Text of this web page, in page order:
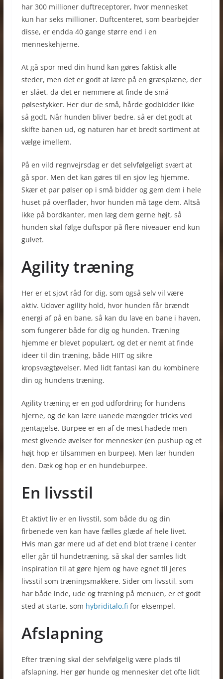
har 300 millioner duftreceptorer, hvor mennesket
kun har seks millioner. Duftcenteret, som bearbejder
disse, er endda 40 gange større end i en
menneskehjerne.
At gå spor med din hund kan gøres faktisk alle
steder, men det er godt at lære på en græsplæne, der
er slået, da det er nemmere at finde de små
pølsestykker. Her dur de små, hårde godbidder ikke
så godt. Når hunden bliver bedre, så er det godt at
skifte banen ud, og naturen har et bredt sortiment at
vælge imellem.
På en vild regnvejrsdag er det selvfølgeligt svært at
gå spor. Men det kan gøres til en sjov leg hjemme.
Skær et par pølser op i små bidder og gem dem i hele
huset på overflader, hvor hunden må tage dem. Altså
ikke på bordkanter, men læg dem gerne højt, så
hunden skal følge duftspor på flere niveauer end kun
gulvet.
Agility træning
Her er et sjovt råd for dig, som også selv vil være
aktiv. Udover agility hold, hvor hunden får brændt
energi af på en bane, så kan du lave en bane i haven,
som fungerer både for dig og hunden. Træning
hjemme er blevet populært, og det er nemt at finde
ideer til din træning, både HIIT og sikre
kropsvægtøvelser. Med lidt fantasi kan du kombinere
din og hundens træning.
Agility træning er en god udfordring for hundens
hjerne, og de kan lære uanede mængder tricks ved
gentagelse. Burpee er en af de mest hadede men
mest givende øvelser for mennesker (en pushup og et
højt hop er tilsammen en burpee). Men lær hunden
den. Dæk og hop er en hundeburpee.
En livsstil
Et aktivt liv er en livsstil, som både du og din
firbenede ven kan have fælles glæde af hele livet.
Hvis man gør mere ud af det end blot træne i center
eller går til hundetræning, så skal der samles lidt
inspiration til at gøre hjem og have egnet til jeres
livsstil som træningsmakkere. Sider om livsstil, som
har både inde, ude og træning på menuen, er et godt
sted at starte, som hybriditalo.fi for eksempel.
Afslapning
Efter træning skal der selvfølgelig være plads til
afslapning. Her gør hunde og mennesker det ofte lidt